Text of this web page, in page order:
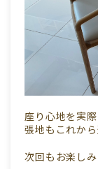
座り心地を実
張地もこれから
次回もお楽しみ